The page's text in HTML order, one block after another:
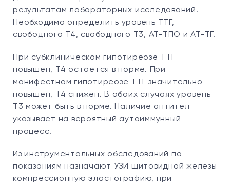
результатам лабораторных исследований.
Необходимо определить уровень ТТГ,
свободного Т4, свободного Т3, АТ-ТПО и АТ-ТГ.
При субклиническом гипотиреозе ТТГ
повышен, Т4 остается в норме. При
манифестном гипотиреозе ТТГ значительно
повышен, Т4 снижен. В обоих случаях уровень
Т3 может быть в норме. Наличие антител
указывает на вероятный аутоиммунный
процесс.
Из инструментальных обследований по
показаниям назначают УЗИ щитовидной железы
компрессионную эластографию, при